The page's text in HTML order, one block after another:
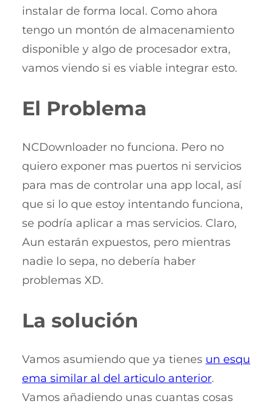
instalar de forma local. Como ahora
tengo un montón de almacenamiento
disponible y algo de procesador extra,
vamos viendo si es viable integrar esto.
El Problema
NCDownloader no funciona. Pero no
quiero exponer mas puertos ni servicios
para mas de controlar una app local, así
que si lo que estoy intentando funciona,
se podría aplicar a mas servicios. Claro,
Aun estarán expuestos, pero mientras
nadie lo sepa, no debería haber
problemas XD.
La solución
Vamos asumiendo que ya tienes un esqu
ema similar al del articulo anterior.
Vamos añadiendo unas cuantas cosas